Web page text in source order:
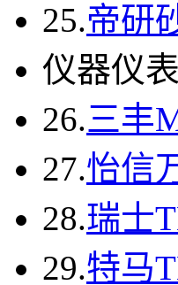
25.帝研
仪器仪
26.三丰
27.怡信
28.瑞士
29.特马